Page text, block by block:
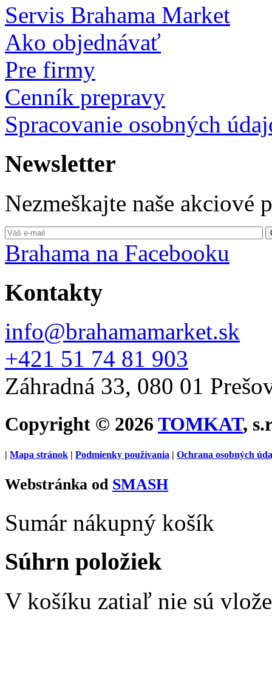
Servis Brahama Market
Ako objednávať
Pre firmy
Cenník prepravy
Spracovanie osobných
Newsletter
Nezmeškajte naše akciové
Brahama na Facebooku
Kontakty
info@brahamamarket.sk
+421 51 74 81 903
Záhradná 33, 080 01
Copyright © 2026 TOMKAT,
| Mapa stránok | Podmienky používania | Ochrana osobných
Webstránka od SMASH
Sumár nákupný košík
Súhrn položiek
V košíku zatiaľ nie sú